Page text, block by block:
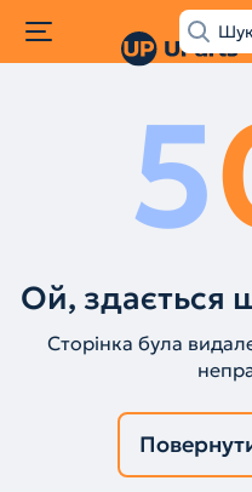
5
Ой, здається
Сторінка була